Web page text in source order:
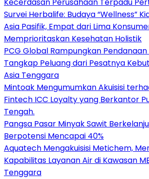
Kecerdasan Perusahaan Terpadu
Survei Herbalife: Budaya “Wellness”
Asia Pasifik, Empat dari Lima
Memprioritaskan Kesehatan Holistik
PCG Global Rampungkan
Tangkap Peluang dari Pesatnya
Asia Tenggara
Mintoak Mengumumkan Akuisisi
Fintech ICC Loyalty yang Berkantor
Tengah.
Pangsa Pasar Minyak Sawit
Berpotensi Mencapai 40%
Aquatech Mengakuisisi Metichem,
Kapabilitas Layanan Air di Kawasan
Tenggara